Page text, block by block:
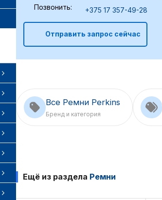
Позвонить:
+375 17 357-49-28
Отправить запрос сейчас
Все Ремни Perkins
Бренд и категория
Ещё из раздела Ремни